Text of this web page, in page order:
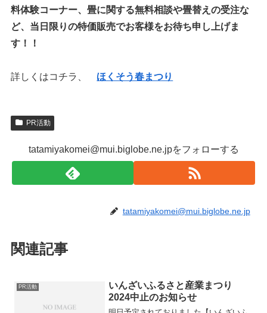
料体験コーナー、畳に関する無料相談や畳替えの受注な
ど、当日限りの特価販売でお客様をお待ち申し上げま
す！！
詳しくはコチラ、 ほくそう春まつり
PR活動
tatamiyakomei@mui.biglobe.ne.jpをフォローする
tatamiyakomei@mui.biglobe.ne.jp
関連記事
PR活動
いんざいふるさと産業まつり
2024中止のお知らせ